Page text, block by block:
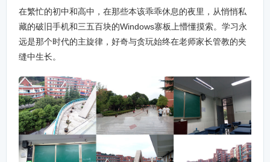
在繁忙的初中和高中，在那些本该乖乖休息的夜里，从悄悄私
藏的破旧手机和三五百块的Windows寨板上懵懂摸索。学习永
远是那个时代的主旋律，好奇与贪玩始终在老师家长管教的夹
缝中生长。